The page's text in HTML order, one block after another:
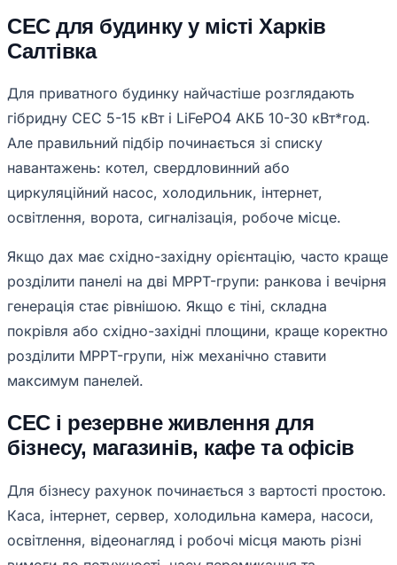
СЕС для будинку у місті Харків
Салтівка
Для приватного будинку найчастіше розглядають
гібридну СЕС 5-15 кВт і LiFePO4 АКБ 10-30 кВт*год.
Але правильний підбір починається зі списку
навантажень: котел, свердловинний або
циркуляційний насос, холодильник, інтернет,
освітлення, ворота, сигналізація, робоче місце.
Якщо дах має східно-західну орієнтацію, часто краще
розділити панелі на дві MPPT-групи: ранкова і вечірня
генерація стає рівнішою. Якщо є тіні, складна
покрівля або східно-західні площини, краще коректно
розділити MPPT-групи, ніж механічно ставити
максимум панелей.
СЕС і резервне живлення для
бізнесу, магазинів, кафе та офісів
Для бізнесу рахунок починається з вартості простою.
Каса, інтернет, сервер, холодильна камера, насоси,
освітлення, відеонагляд і робочі місця мають різні